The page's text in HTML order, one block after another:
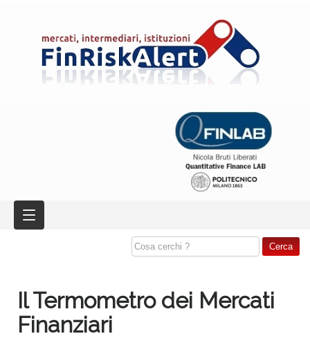
Il Termometro dei Mercati
Finanziari